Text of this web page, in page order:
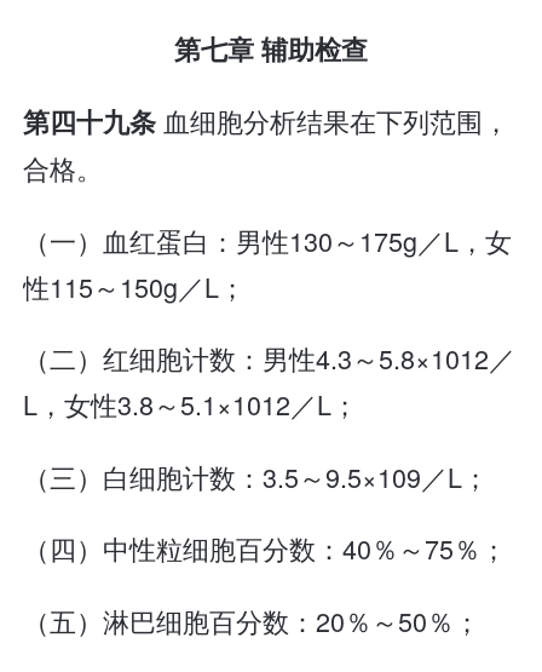
第七章 辅助检查
第四十九条血细胞分析结果在下列范围，
合格。
（一）血红蛋白：男性130～175g／L，女
性115～150g／L；
（二）红细胞计数：男性4.3～5.8×1012／
L，女性3.8～5.1×1012／L；
（三）白细胞计数：3.5～9.5×109／L；
（四）中性粒细胞百分数：40％～75％；
（五）淋巴细胞百分数：20％～50％；